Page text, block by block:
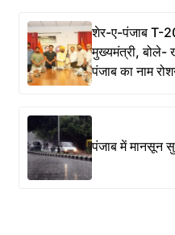
शेर-ए-पंजाब T-
मुख्यमंत्री, बोले-
पंजाब का नाम
पंजाब में मानसून